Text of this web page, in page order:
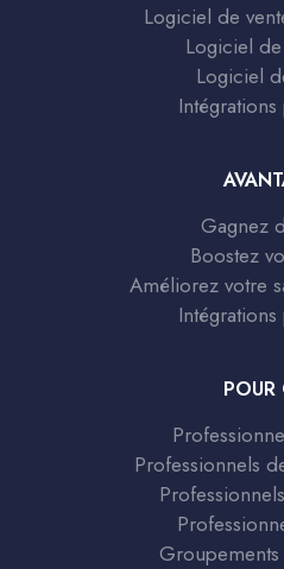
Logiciel de
Logiciel
Logiciel
Gagnez
Boostez
Améliorez votre
POUR
Professionnels